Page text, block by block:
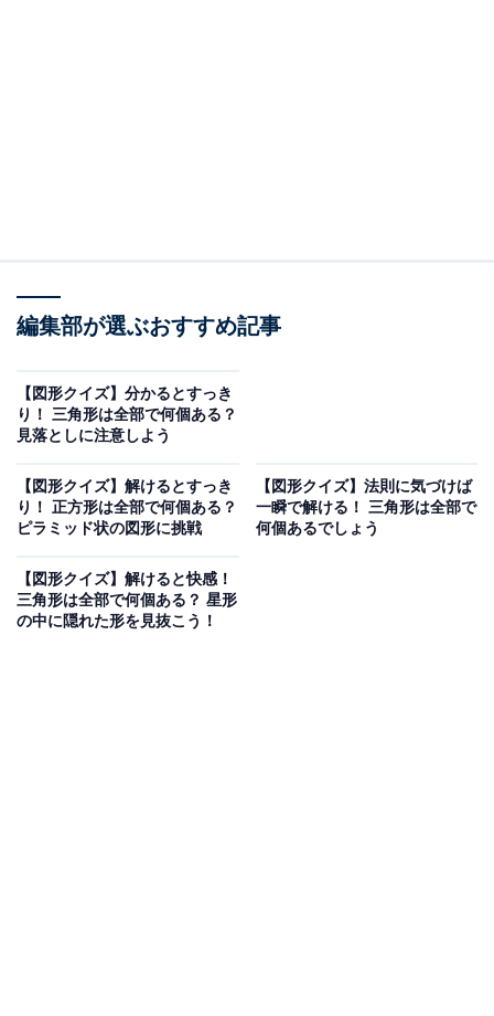
ツを合わせた「正方形の半分サイズ」という順に探して
次ページ
編集部が選ぶおすすめ記事
【図形クイズ】分かるとすっき
り！ 三角形は全部で何個ある？
見落としに注意しよう
【図形クイズ】解けるとすっき
り！ 正方形は全部で何個ある？
ピラミッド状の図形に挑戦
【図形クイズ】法則に気づけば
一瞬で解ける！ 三角形は全部で
何個あるでしょう
【図形クイズ】解けると快感！
三角形は全部で何個ある？ 星形
の中に隠れた形を見抜こう！